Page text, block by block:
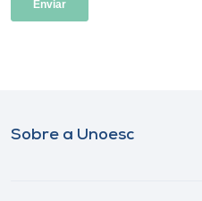
Sobre a Unoesc